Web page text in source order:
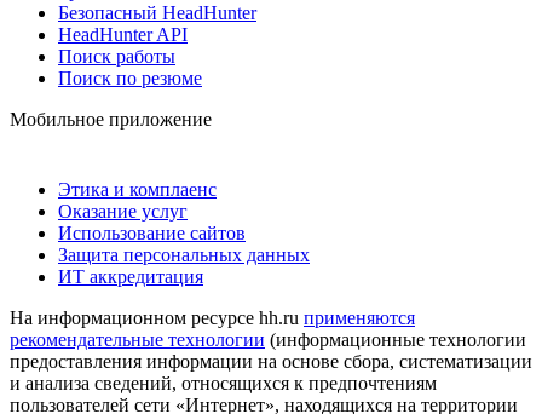
Безопасный HeadHunter
HeadHunter API
Поиск работы
Поиск по резюме
Мобильное приложение
Этика и комплаенс
Оказание услуг
Использование сайтов
Защита персональных данных
ИТ аккредитация
На информационном ресурсе hh.ru применяются
рекомендательные технологии (информационные технологии
предоставления информации на основе сбора, систематизации
и анализа сведений, относящихся к предпочтениям
пользователей сети «Интернет», находящихся на территории